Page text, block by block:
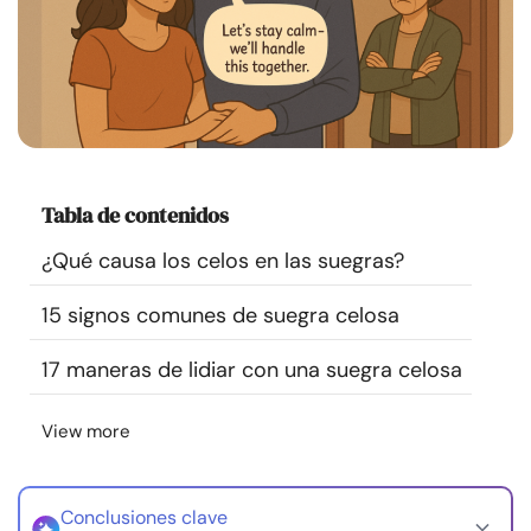
Recursos
Comunidad
Idioma
Sobre nosotros Contáctanos Escríbenos
Publicidad con
© Copyright 2026. Todos los derechos reservados.
Tabla de contenidos
¿Qué causa los celos en las suegras?
15 signos comunes de suegra celosa
17 maneras de lidiar con una suegra celosa
View more
Conclusiones clave